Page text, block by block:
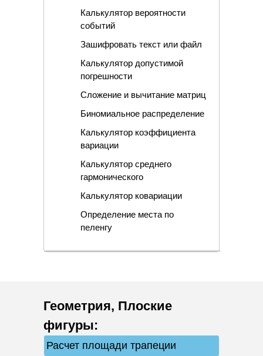
Калькулятор вероятности
событий
Зашифровать текст или файл
Калькулятор допустимой
погрешности
Сложение и вычитание матриц
Биномиальное распределение
Калькулятор коэффициента
вариации
Калькулятор среднего
гармонического
Калькулятор ковариации
Определение места по
пеленгу
Геометрия, Плоские
фигуры:
Расчет площади трапеции